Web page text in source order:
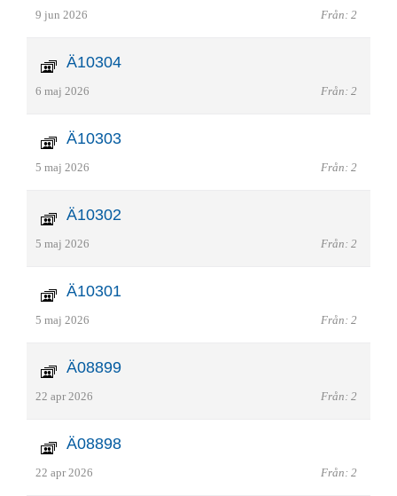
9 jun 2026 Från: 2
Ä10304
6 maj 2026 Från: 2
Ä10303
5 maj 2026 Från: 2
Ä10302
5 maj 2026 Från: 2
Ä10301
5 maj 2026 Från: 2
Ä08899
22 apr 2026 Från: 2
Ä08898
22 apr 2026 Från: 2